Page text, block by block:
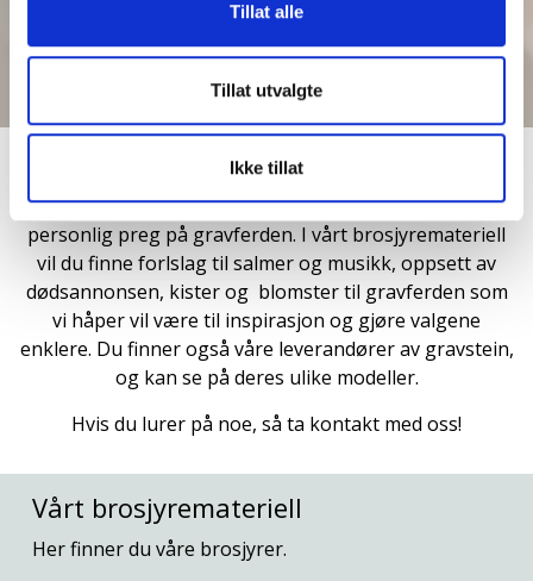
Tillat alle
Tillat utvalgte
Ikke tillat
Det er mange valg som skal tas i forbindelse med et
dødsfall, og som tilsammen bidrar til å sette et
personlig preg på gravferden. I vårt brosjyremateriell
vil du finne forlslag til salmer og musikk, oppsett av
dødsannonsen, kister og blomster til gravferden som
vi håper vil være til inspirasjon og gjøre valgene
enklere. Du finner også våre leverandører av gravstein,
og kan se på deres ulike modeller.
Hvis du lurer på noe, så ta kontakt med oss!
Vårt brosjyremateriell
Her finner du våre brosjyrer.